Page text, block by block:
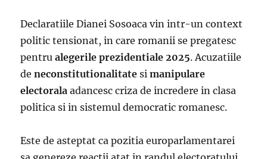
Declaratiile Dianei Sosoaca vin intr-un context
politic tensionat, in care romanii se pregatesc
pentrualegerile prezidentiale 2025. Acuzatiile
deneconstitutionalitate simanipulare
electorala adancesc criza de incredere in clasa
politica si in sistemul democratic romanesc.
Este de asteptat ca pozitia europarlamentarei